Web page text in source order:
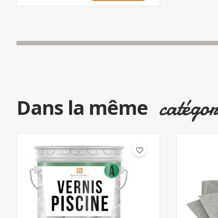
Dans la même
favorite_border